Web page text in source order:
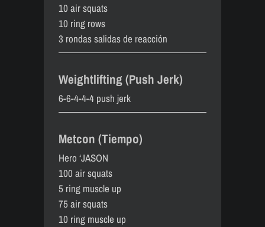
10 air squats
10 ring rows
3 rondas salidas de reacción
Weightlifting (Push Jerk)
6-6-4-4-4 push jerk
Metcon (Tiempo)
Hero ‘JASON
100 air squats
5 ring muscle up
75 air squats
10 ring muscle up